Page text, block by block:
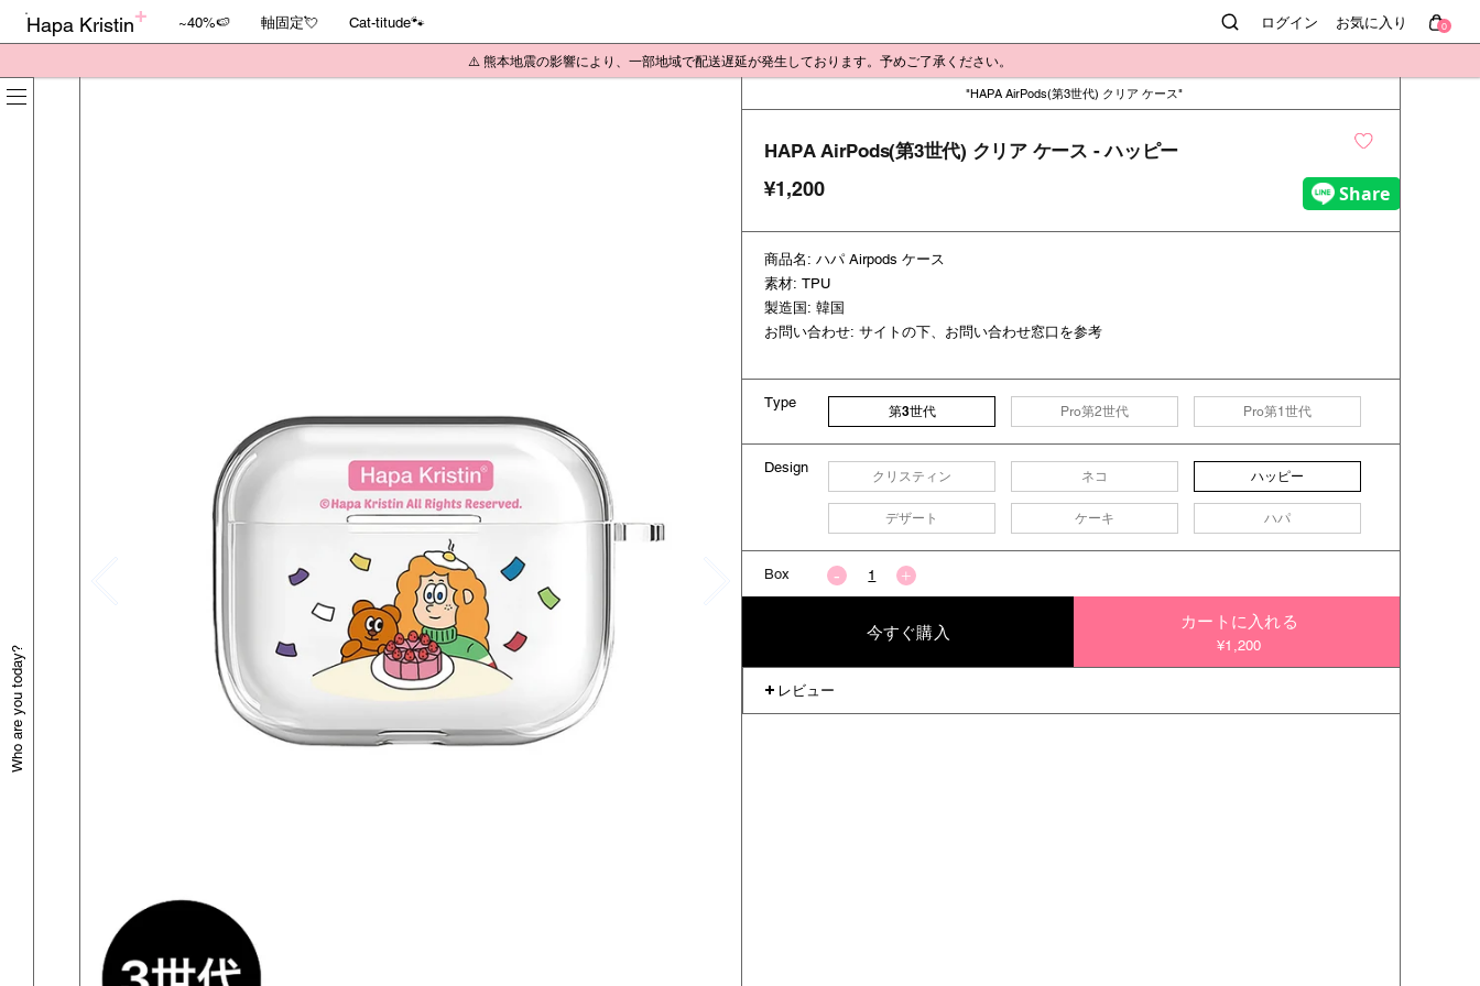
Hapa Kristin ログイン お気に入り 0
~40%🍉 軸固定💘 Cat-titude🐾
⚠️ 熊本地震の影響により、一部地域で配送遅延が発生しております。予めご了承ください。
Who are you today?
HAPA AirPods(第3世代) クリア ケース
HAPA AirPods(第3世代) クリア ケース - ハッピー
¥1,200
商品名: ハパ Airpods ケース
素材: TPU
製造国: 韓国
お問い合わせ: サイトの下、お問い合わせ窓口を参考
Type
第3世代 Pro第2世代 Pro第1世代
Design
クリスティン ネコ ハッピー
デザート ケーキ ハパ
Box
今すぐ購入
カートに入れる
¥1,200
レビュー